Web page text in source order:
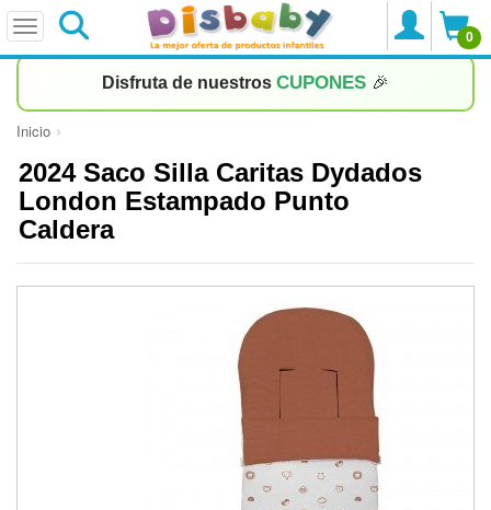
0
Disfruta de nuestros CUPONES 🎉
Inicio
2024 Saco Silla Caritas Dydados
London Estampado Punto
Caldera